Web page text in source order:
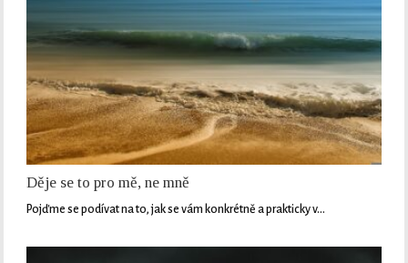
Děje se to pro mě, ne mně
Pojďme se podívat na to, jak se vám konkrétně a prakticky v…